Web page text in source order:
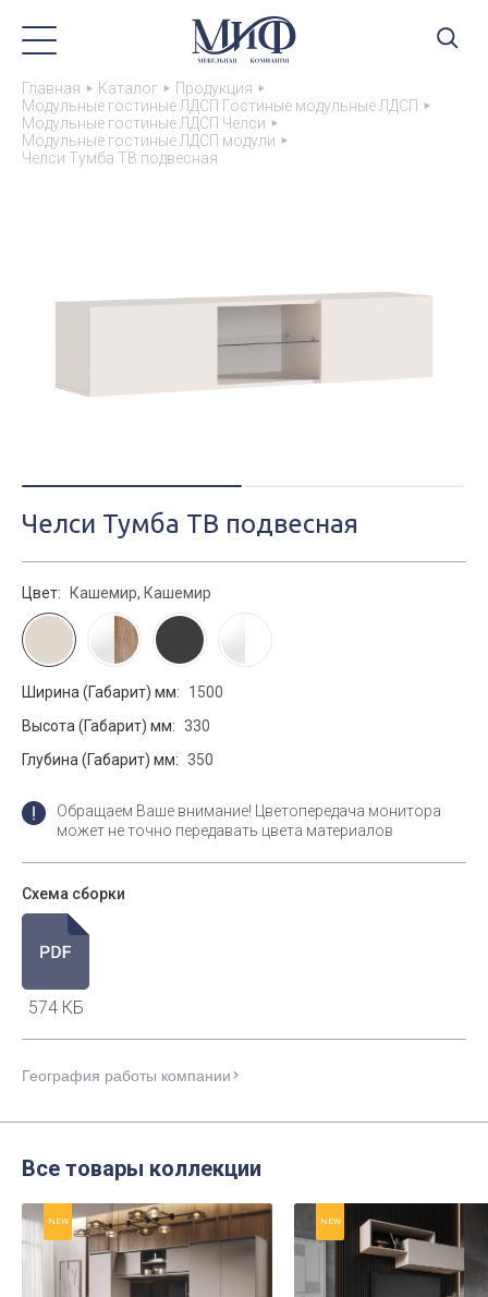
Главная Каталог
Продукция
Модульные гостиные ЛДСП Гостиные модульные ЛДСП
Модульные гостиные ЛДСП Челси
Модульные гостиные ЛДСП модули
Челси Тумба ТВ подвесная
Челси Тумба ТВ подвесная
Цвет: Кашемир, Кашемир
Ширина (Габарит) мм:
1500
Высота (Габарит) мм: 330
Глубина (Габарит) мм: 350
Обращаем Ваше внимание! Цветопередача монитора
может не точно передавать цвета материалов
Схема сборки
574 КБ
География работы компании
Все товары коллекции
NEW NEW